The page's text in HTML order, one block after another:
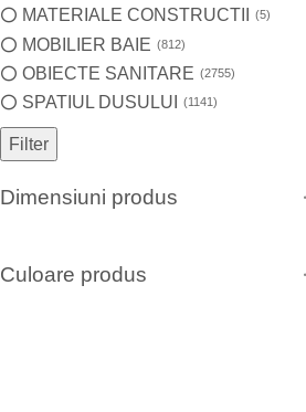
MATERIALE CONSTRUCTII 5
MOBILIER BAIE 812
OBIECTE SANITARE 2755
SPATIUL DUSULUI 1141
Filter
Dimensiuni produs
Culoare produs